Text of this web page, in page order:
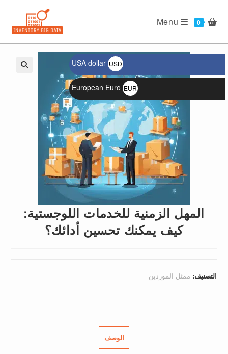
0
Menu
المهل الزمنية للخدمات اللوجستية:
كيف يمكنك تحسين أدائك؟
التصنيف: ممثل الموردين
الوصف
USD
$
EUR
€